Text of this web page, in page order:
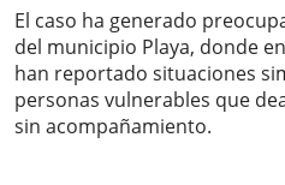
El caso ha generado
del municipio Playa, donde
han reportado situaciones
personas vulnerables que
sin acompañamiento.